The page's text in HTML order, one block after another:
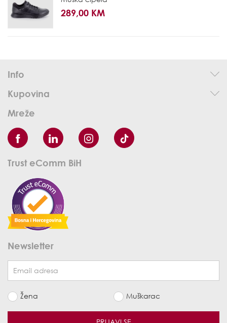
289,00 KM
Info
Kupovina
Mreže
Trust eComm BiH
Newsletter
Žena Muškarac